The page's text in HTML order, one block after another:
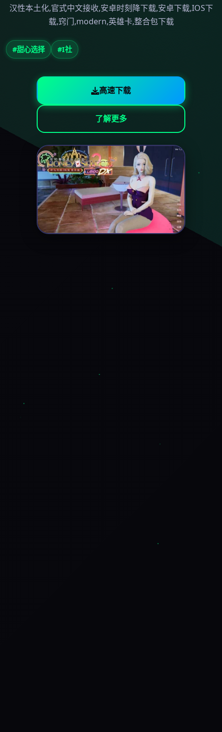
汉性本土化,官式中文接收,安卓时刻降下载,安卓下载,IOS下
载,窍门,modern,英雄卡,整合包下载
#甜心选择 #I社
高速下载
了解更多